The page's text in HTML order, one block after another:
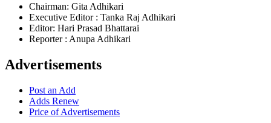
Chairman: Gita Adhikari
Executive Editor : Tanka Raj Adhikari
Editor: Hari Prasad Bhattarai
Reporter : Anupa Adhikari
Advertisements
Post an Add
Adds Renew
Price of Advertisements